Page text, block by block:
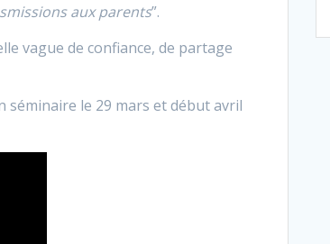
aux parents”.
vague de confiance, de partage
séminaire le 29 mars et début avril